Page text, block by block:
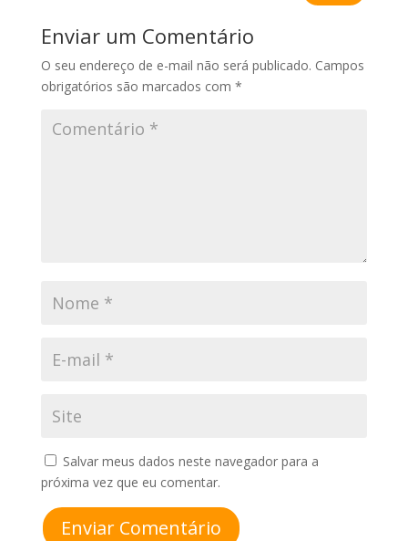
Enviar um Comentário
O seu endereço de e-mail não será publicado. Campos
obrigatórios são marcados com *
Salvar meus dados neste navegador para a
próxima vez que eu comentar.
Enviar Comentário